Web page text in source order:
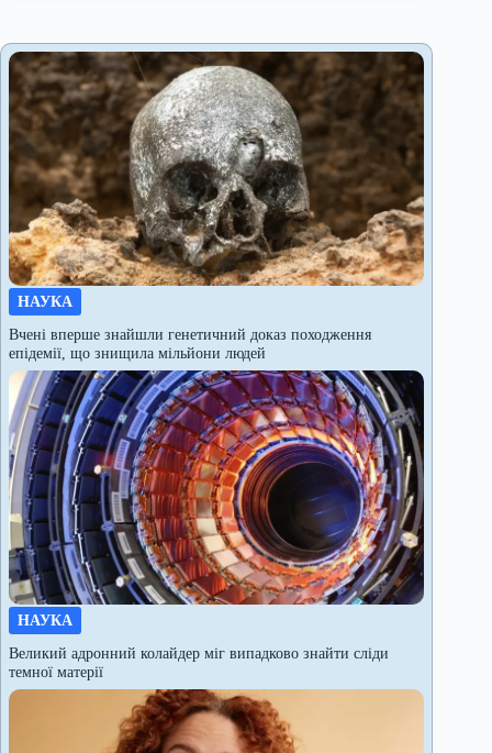
НАУКА
Вчені вперше знайшли генетичний доказ походження
епідемії, що знищила мільйони людей
НАУКА
Великий адронний колайдер міг випадково знайти сліди
темної матерії